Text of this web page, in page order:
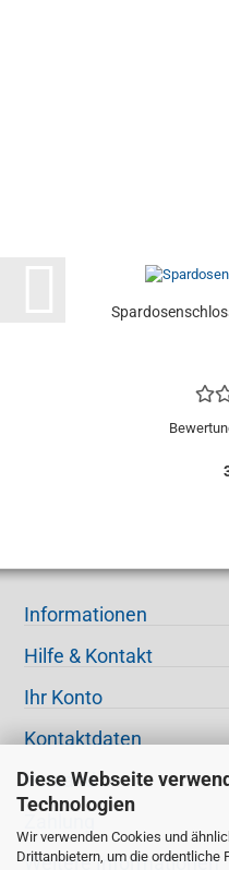
Diese Webseite
Technologien
Wir verwenden Cookies und
Drittanbietern, um die ordentliche
Informationen
Hilfe & Kontakt
Ihr Konto
Kontaktdaten
Versand
Weitere Informationen